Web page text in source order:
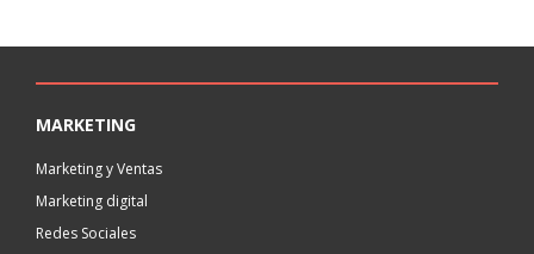
MARKETING
Marketing y Ventas
Marketing digital
Redes Sociales